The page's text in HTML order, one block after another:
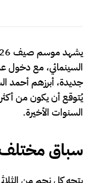
السينمائي، مع دخول
جديدة، أبرزهم أحمد
يُتوقع أن يكون من
السنوات الأخيرة.
سباق مختلف